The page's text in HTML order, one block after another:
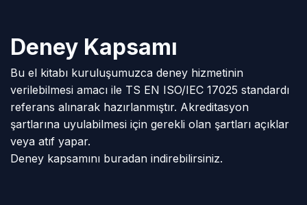
Deney Kapsamı
Bu el kitabı kuruluşumuzca deney hizmetinin
verilebilmesi amacı ile TS EN ISO/IEC 17025 standardı
referans alınarak hazırlanmıştır. Akreditasyon
şartlarına uyulabilmesi için gerekli olan şartları açıklar
veya atıf yapar.
Deney kapsamını buradan indirebilirsiniz.